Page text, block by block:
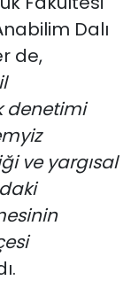
Dalı
de,
denetimi
ve yargısal